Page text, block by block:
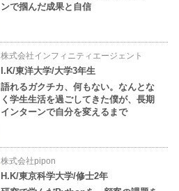
ンで掴んだ成果と自信
株式会社インフィニティエージェント
I.K/東洋大学/大学3年生
語れるガクチカ、何もない。なんとな
く学生生活を過ごしてきた僕が、長期
インターンで自分を変えるまで
株式会社pipon
H.K/東京科学大学/修士2年